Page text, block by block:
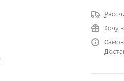
Хочу